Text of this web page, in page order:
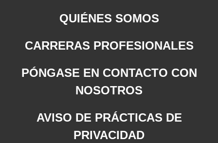
QUIÉNES SOMOS
CARRERAS PROFESIONALES
PÓNGASE EN CONTACTO CON
NOSOTROS
AVISO DE PRÁCTICAS DE
PRIVACIDAD